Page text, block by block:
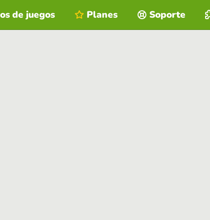
de juegos Planes Soporte